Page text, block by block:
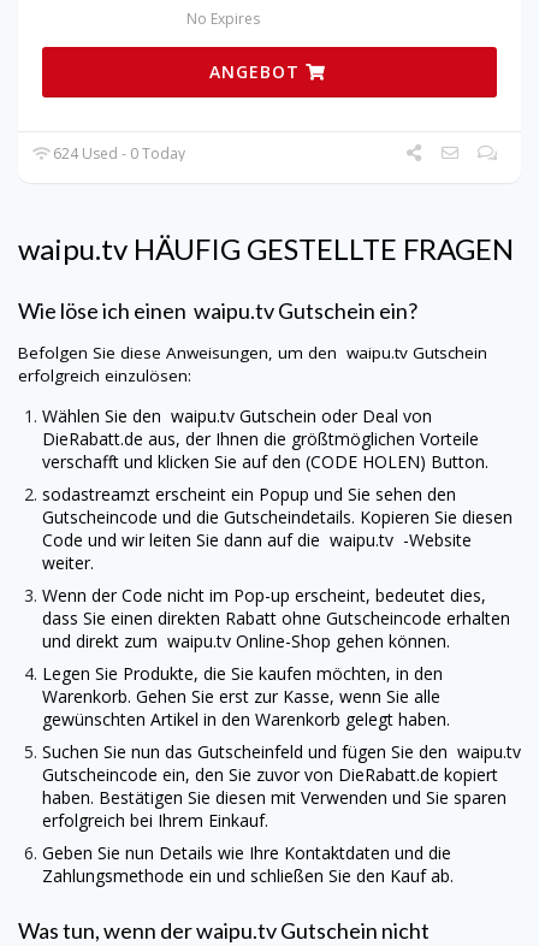
No Expires
ANGEBOT
624 Used - 0 Today
waipu.tv HÄUFIG GESTELLTE FRAGEN
Wie löse ich einen waipu.tvGutschein ein?
Befolgen Sie diese Anweisungen, um den waipu.tv Gutschein
erfolgreich einzulösen:
Wählen Sie den waipu.tv Gutschein oder Deal von
DieRabatt.de aus, der Ihnen die größtmöglichen Vorteile
verschafft und klicken Sie auf den (CODE HOLEN) Button.
sodastreamzt erscheint ein Popup und Sie sehen den
Gutscheincode und die Gutscheindetails. Kopieren Sie diesen
Code und wir leiten Sie dann auf die waipu.tv -Website
weiter.
Wenn der Code nicht im Pop-up erscheint, bedeutet dies,
dass Sie einen direkten Rabatt ohne Gutscheincode erhalten
und direkt zum waipu.tv Online-Shop gehen können.
Legen Sie Produkte, die Sie kaufen möchten, in den
Warenkorb. Gehen Sie erst zur Kasse, wenn Sie alle
gewünschten Artikel in den Warenkorb gelegt haben.
Suchen Sie nun das Gutscheinfeld und fügen Sie den waipu.tv
Gutscheincode ein, den Sie zuvor von DieRabatt.de kopiert
haben. Bestätigen Sie diesen mit Verwenden und Sie sparen
erfolgreich bei Ihrem Einkauf.
Geben Sie nun Details wie Ihre Kontaktdaten und die
Zahlungsmethode ein und schließen Sie den Kauf ab.
Was tun, wenn derwaipu.tvGutschein nicht